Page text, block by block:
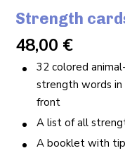
Strength
48,00 €
32 colored
strength words in
front
A list of all
A booklet with